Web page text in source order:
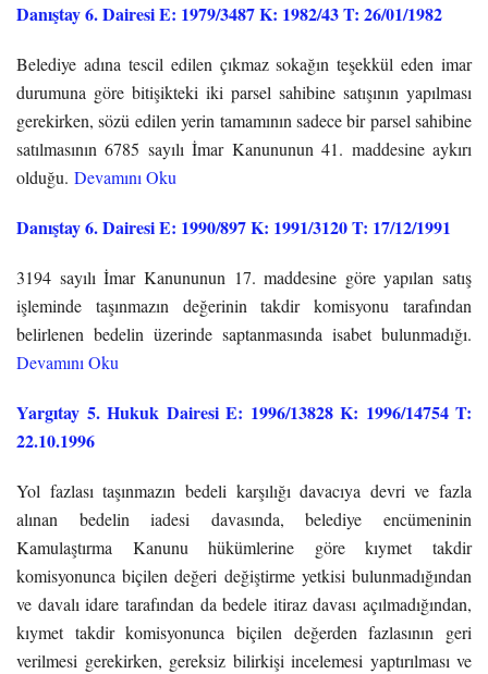
Danıştay 6. Dairesi E: 1979/3487 K: 1982/43 T: 26/01/1982
Belediye adına tescil edilen çıkmaz sokağın teşekkül eden imar
durumuna göre bitişikteki iki parsel sahibine satışının yapılması
gerekirken, sözü edilen yerin tamamının sadece bir parsel sahibine
satılmasının 6785 sayılı İmar Kanununun 41. maddesine aykırı
olduğu. Devamını Oku
Danıştay 6. Dairesi E: 1990/897 K: 1991/3120 T: 17/12/1991
3194 sayılı İmar Kanununun 17. maddesine göre yapılan satış
işleminde taşınmazın değerinin takdir komisyonu tarafından
belirlenen bedelin üzerinde saptanmasında isabet bulunmadığı.
Devamını Oku
Yargıtay 5. Hukuk Dairesi E: 1996/13828 K: 1996/14754 T:
22.10.1996
Yol fazlası taşınmazın bedeli karşılığı davacıya devri ve fazla
alınan bedelin iadesi davasında, belediye encümeninin
Kamulaştırma Kanunu hükümlerine göre kıymet takdir
komisyonunca biçilen değeri değiştirme yetkisi bulunmadığından
ve davalı idare tarafından da bedele itiraz davası açılmadığından,
kıymet takdir komisyonunca biçilen değerden fazlasının geri
verilmesi gerekirken, gereksiz bilirkişi incelemesi yaptırılması ve